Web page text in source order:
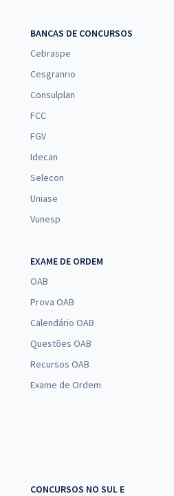
BANCAS DE CONCURSOS
Cebraspe
Cesgranrio
Consulplan
FCC
FGV
Idecan
Selecon
Uniase
Vunesp
EXAME DE ORDEM
OAB
Prova OAB
Calendário OAB
Questões OAB
Recursos OAB
Exame de Ordem
CONCURSOS NO SUL E